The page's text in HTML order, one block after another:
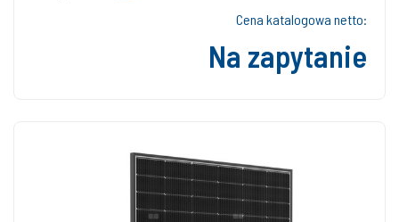
Cena katalogowa netto:
Na zapytanie